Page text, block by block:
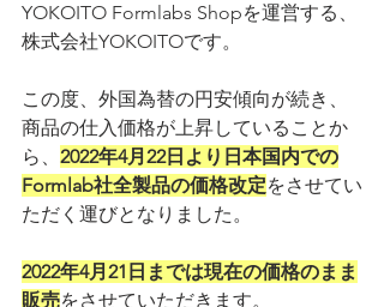
YOKOITO Formlabs Shopを運営する、
株式会社YOKOITOです。
この度、外国為替の円安傾向が続き、
商品の仕入価格が上昇していることか
ら、 2022年4月22日より日本国内での
Formlab社全製品の価格改定をさせてい
ただく運びとなりました。
2022年4月21日までは現在の価格のまま
販売をさせていただきます。